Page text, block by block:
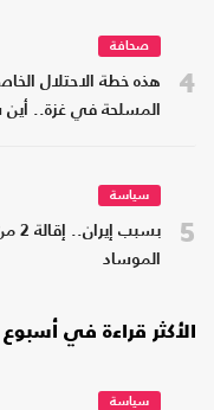
4
صحافة
هذه خطة الاحتلال
المسلحة في غزة..
5
سياسة
الموساد
الأكثر قراءة في أسبوع
سياسة